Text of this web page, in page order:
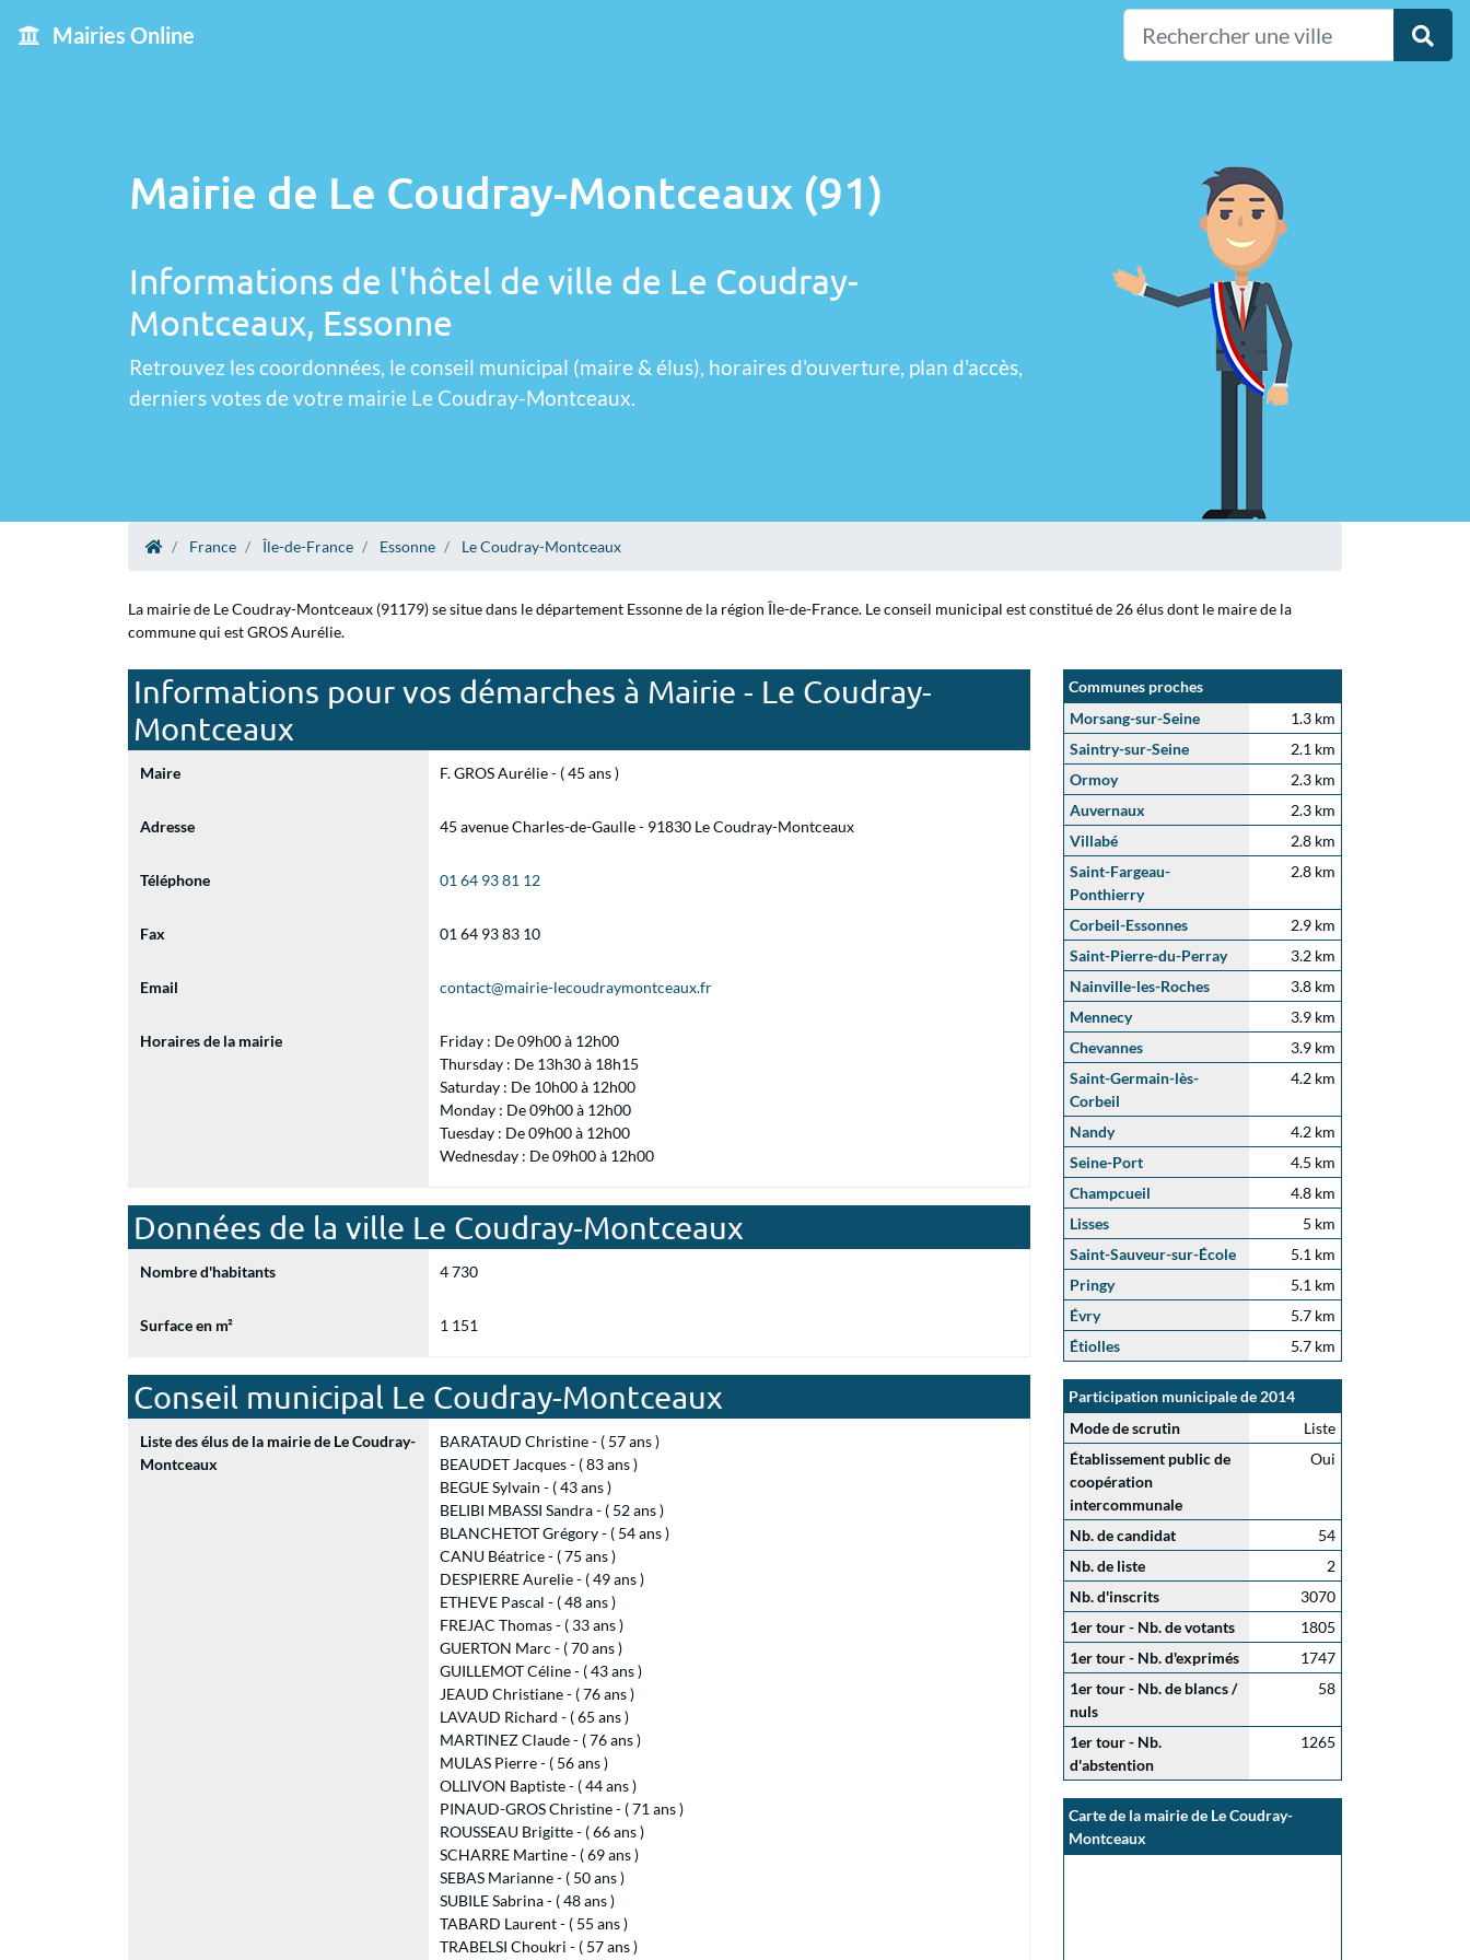
Mairies Online
Mairie de Le Coudray-Montceaux (91)
Informations de l'hôtel de ville de Le Coudray-
Montceaux, Essonne
Retrouvez les coordonnées, le conseil municipal (maire & élus), horaires d'ouverture, plan d'accès,
derniers votes de votre mairie Le Coudray-Montceaux.
France Île-de-France Essonne Le Coudray-Montceaux
La mairie de Le Coudray-Montceaux (91179) se situe dans le département Essonne de la région Île-de-France. Le conseil municipal est constitué de 26 élus dont le maire de la
commune qui est GROS Aurélie.
Informations pour vos démarches à Mairie - Le Coudray-
Montceaux
Maire F. GROS Aurélie - ( 45 ans )
Adresse 45 avenue Charles-de-Gaulle - 91830 Le Coudray-Montceaux
Téléphone 01 64 93 81 12
Fax 01 64 93 83 10
Email contact@mairie-lecoudraymontceaux.fr
Horaires de la mairie
Friday : De 09h00 à 12h00
Thursday : De 13h30 à 18h15
Saturday : De 10h00 à 12h00
Monday : De 09h00 à 12h00
Tuesday : De 09h00 à 12h00
Wednesday : De 09h00 à 12h00
Données de la ville Le Coudray-Montceaux
Nombre d'habitants 4 730
Surface en m² 1 151
Conseil municipal Le Coudray-Montceaux
Liste des élus de la mairie de Le Coudray-
Montceaux
BARATAUD Christine - ( 57 ans )
BEAUDET Jacques - ( 83 ans )
BEGUE Sylvain - ( 43 ans )
BELIBI MBASSI Sandra - ( 52 ans )
BLANCHETOT Grégory - ( 54 ans )
CANU Béatrice - ( 75 ans )
DESPIERRE Aurelie - ( 49 ans )
ETHEVE Pascal - ( 48 ans )
FREJAC Thomas - ( 33 ans )
GUERTON Marc - ( 70 ans )
GUILLEMOT Céline - ( 43 ans )
JEAUD Christiane - ( 76 ans )
LAVAUD Richard - ( 65 ans )
MARTINEZ Claude - ( 76 ans )
MULAS Pierre - ( 56 ans )
OLLIVON Baptiste - ( 44 ans )
PINAUD-GROS Christine - ( 71 ans )
ROUSSEAU Brigitte - ( 66 ans )
SCHARRE Martine - ( 69 ans )
SEBAS Marianne - ( 50 ans )
SUBILE Sabrina - ( 48 ans )
TABARD Laurent - ( 55 ans )
TRABELSI Choukri - ( 57 ans )
Communes proches
Morsang-sur-Seine
1.3 km
Saintry-sur-Seine
2.1 km
Ormoy
2.3 km
Auvernaux
2.3 km
Villabé
2.8 km
Saint-Fargeau-
Ponthierry
2.8 km
Corbeil-Essonnes
2.9 km
Saint-Pierre-du-Perray
3.2 km
Nainville-les-Roches
3.8 km
Mennecy
3.9 km
Chevannes
3.9 km
Saint-Germain-lès-
Corbeil
4.2 km
Nandy
4.2 km
Seine-Port
4.5 km
Champcueil
4.8 km
Lisses
5 km
Saint-Sauveur-sur-École
5.1 km
Pringy
5.1 km
Évry
5.7 km
Étiolles
5.7 km
Participation municipale de 2014
Mode de scrutin
Liste
Établissement public de
coopération
intercommunale
Oui
Nb. de candidat
54
Nb. de liste
2
Nb. d'inscrits
3070
1er tour - Nb. de votants
1805
1er tour - Nb. d'exprimés
1747
1er tour - Nb. de blancs /
nuls
58
1er tour - Nb.
d'abstention
1265
Carte de la mairie de Le Coudray-
Montceaux